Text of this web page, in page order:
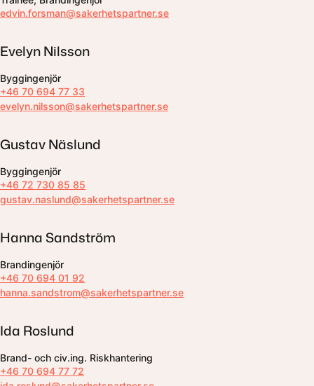
edvin.forsman@sakerhetspartner.se
Evelyn Nilsson
Byggingenjör
+46 70 694 77 33
evelyn.nilsson@sakerhetspartner.se
Gustav Näslund
Byggingenjör
+46 72 730 85 85
gustav.naslund@sakerhetspartner.se
Hanna Sandström
Brandingenjör
+46 70 694 01 92
hanna.sandstrom@sakerhetspartner.se
Ida Roslund
Brand- och civ.ing. Riskhantering
+46 70 694 77 72